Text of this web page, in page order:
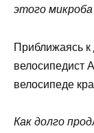
этого микроба
Приближаясь к
велосипедист
велосипеде
Как долго